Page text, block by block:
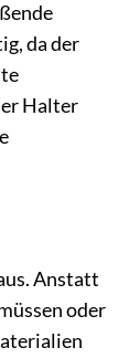
da der
Halter
Anstatt
oder